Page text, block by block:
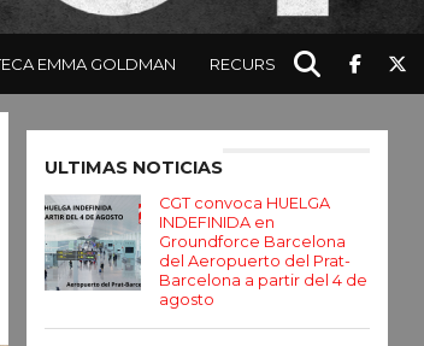
EMMA GOLDMAN RECURSOS
ULTIMAS NOTICIAS
CGT convoca HUELGA
INDEFINIDA en
Groundforce Barcelona
del Aeropuerto del Prat-
Barcelona a partir del 4 de
agosto